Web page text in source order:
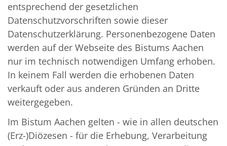
entsprechend der gesetzlichen
Datenschutzvorschriften sowie dieser
Datenschutzerklärung. Personenbezogene Daten
werden auf der Webseite des Bistums Aachen
nur im technisch notwendigen Umfang erhoben.
In keinem Fall werden die erhobenen Daten
verkauft oder aus anderen Gründen an Dritte
weitergegeben.
Im Bistum Aachen gelten - wie in allen deutschen
(Erz-)Diözesen - für die Erhebung, Verarbeitung